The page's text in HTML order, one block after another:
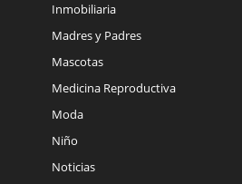
Inmobiliaria
Madres y Padres
Mascotas
Medicina Reproductiva
Moda
Niño
Noticias